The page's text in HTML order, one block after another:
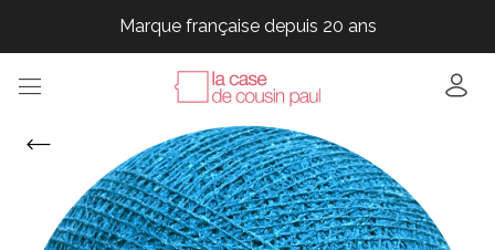
Marque française depuis 20 ans
Marque française depuis 20 ans
Marque française depuis 20 ans